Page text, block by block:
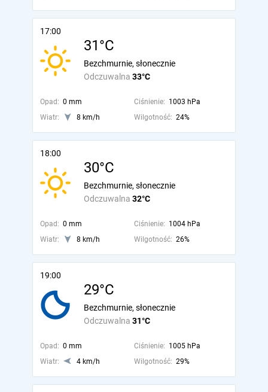
17:00
31°C
Odczuwalna 33°C
Bezchmurnie, słonecznie
Opad: 0 mm Ciśnienie: 1003 hPa
Wiatr:
8 km/h Wilgotność: 24%
18:00
30°C
Odczuwalna 32°C
Bezchmurnie, słonecznie
Opad: 0 mm Ciśnienie: 1004 hPa
Wiatr:
8 km/h Wilgotność: 26%
19:00
29°C
Odczuwalna 31°C
Bezchmurnie, słonecznie
Opad: 0 mm Ciśnienie: 1005 hPa
Wiatr:
4 km/h Wilgotność: 29%